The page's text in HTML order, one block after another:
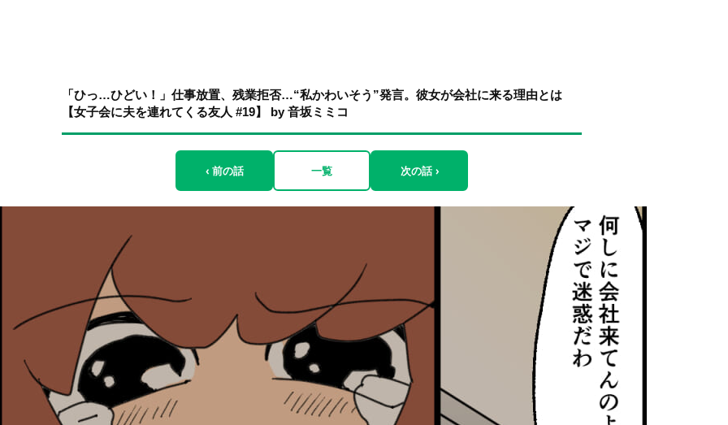
「ひっ…ひどい！」仕事放置、残業拒否…“私かわいそう”発言。彼女が会社に来る理由とは
【女子会に夫を連れてくる友人 #19】 by 音坂ミミコ
‹ 前の話 一覧 次の話 ›